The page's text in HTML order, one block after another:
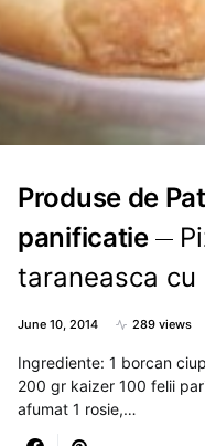
Produse de
panificatie
taraneasca cu
June 10, 2014 289 views
Ingrediente: 1 borcan
200 gr kaizer 100 felii
afumat 1 rosie,…